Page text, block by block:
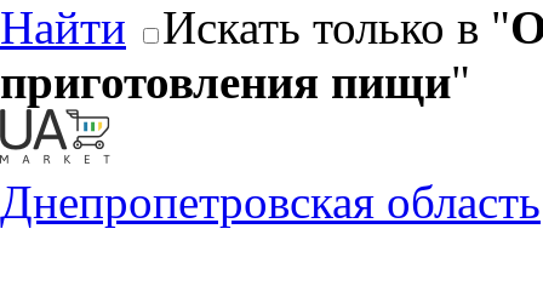
Найти
Искать только в "
приготовления пищи"
Днепропетровская область